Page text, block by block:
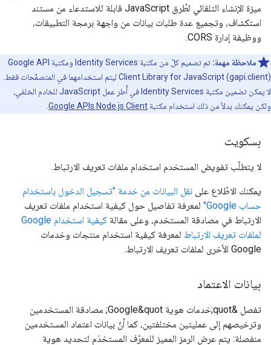
ميزة الإنشاء التلقائي لطُرق JavaScript قابلة للاستدعاء من مستند
استكشاف، وتجميع عدة طلبات بيانات من واجهة برمجة التطبيقات،
ووظيفة إدارة CORS.
ملاحظة مهمة:
تم تصميم كلّ من مكتبة Identity Services ومكتبة Google API
Client Library for JavaScript (gapi.client) ليتم استخدامهما في المتصفّحات فقط.
لا يمكن تضمين مكتبة Identity Services في أُطر عمل JavaScript للخادم الخلفي،
ولكن يمكنك بدلاً من ذلك استخدام مكتبة Google APIs Node.js Client
بسكويت
لا يتطلّب تفويض المستخدم استخدام ملفات تعريف الارتباط.
يمكنك الاطّلاع على نقل البيانات من خدمة "تسجيل الدخول باستخدام
حساب Google"
لمعرفة تفاصيل حول كيفية استخدام ملفات تعريف
الارتباط في مصادقة المستخدم، وعلى مقالة
كيفية استخدام Google
لملفات تعريف الارتباط لمعرفة كيفية استخدام منتجات وخدمات
Google الأخرى لملفات تعريف الارتباط.
بيانات الاعتماد
تفصل &quot;خدمات هوية Google&quot; مصادقة المستخدمين
وترخيصهم إلى عمليتين مختلفتين، كما أنّ بيانات اعتماد المستخدمين
منفصلة: يتم عرض الرمز المميز للمعرّف المستخدَم لتحديد هوية